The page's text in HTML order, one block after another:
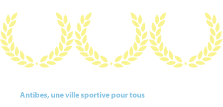
Antibes, une ville sportive pour tous